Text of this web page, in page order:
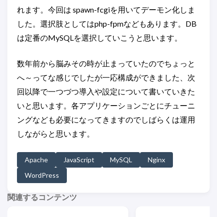
れます。今回は spawn-fcgiを用いてデーモン化しま
した。選択肢としてはphp-fpmなどもあります。DB
は定番のMySQLを選択していこうと思います。
数年前から脳みその時が止まっていたのでちょっと
へ～ってな感じでしたが一応構成ができました、次
回以降で一つづつ導入や設定について書いていきた
いと思います。各アプリケーションごとにチューニ
ングなども必要になってきますのでしばらくは運用
しながらと思います。
Apache JavaScript MySQL
Nginx
WordPress
関連するコンテンツ